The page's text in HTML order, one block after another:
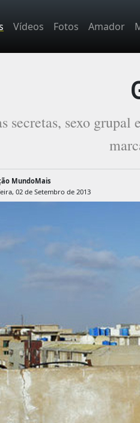
Vídeos Fotos Amador
secretas, sexo
MundoMais
02 de Setembro de 2013